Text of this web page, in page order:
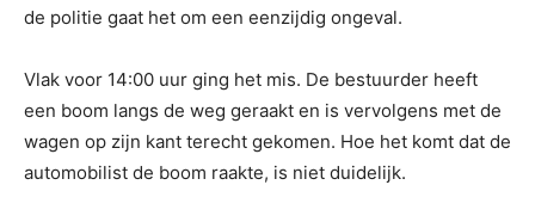
de politie gaat het om een eenzijdig ongeval.
Vlak voor 14:00 uur ging het mis. De bestuurder heeft
een boom langs de weg geraakt en is vervolgens met de
wagen op zijn kant terecht gekomen. Hoe het komt dat de
automobilist de boom raakte, is niet duidelijk.